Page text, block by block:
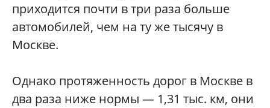
приходится почти в три раза больше
автомобилей, чем на ту же тысячу в
Москве.
Однако протяженность дорог в Москве в
два раза ниже нормы — 1,31 тыс. км, они